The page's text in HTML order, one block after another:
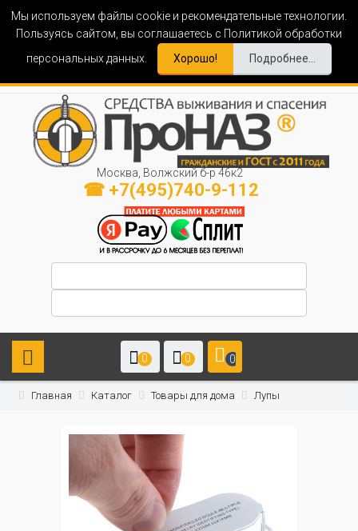
Мы используем файлы cookie и рекомендательные технологии.
Пользуясь сайтом, вы соглашаетесь с Политикой обработки
персональных данных.
Хорошо! Подробнее...
Москва, Волжский б-р 46к2
☎ +7(495)740-9-112
0 0 0
Главная Каталог Товары для дома Лупы